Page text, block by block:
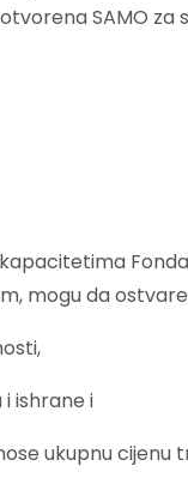
SAMO
mogu da
ishrane i
ukupnu cijenu